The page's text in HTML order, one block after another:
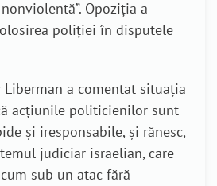
Opoziția a
poliției în disputele
a comentat situația
acțiunile politicienilor sunt
și iresponsabile, și rănesc,
judiciar israelian, care
sub un atac fără